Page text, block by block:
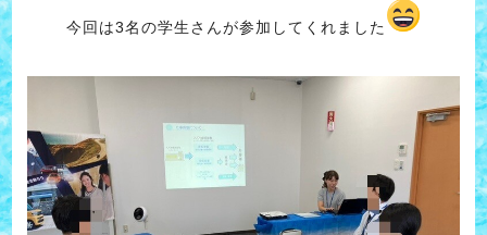
今回は3名の学生さんが参加してくれました